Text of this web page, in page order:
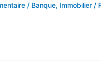
/ Banque, Immobilier/